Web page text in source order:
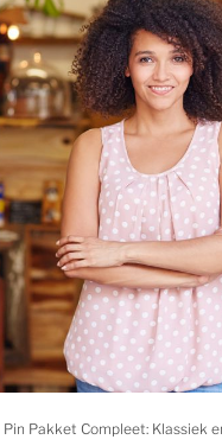
Pin Pakket Compleet: Klassiek